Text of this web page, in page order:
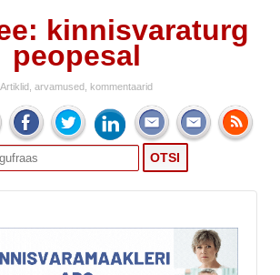
kinnisvaraturg
peopesal
Artiklid, arvamused, kommentaarid